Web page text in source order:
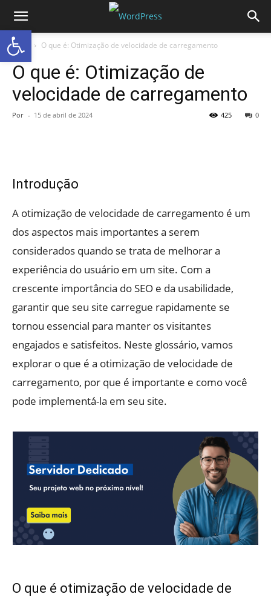
Início O que é: Otimização de velocidade de carregamento
O que é: Otimização de
velocidade de carregamento
Por - 15 de abril de 2024 0
425
Introdução
A otimização de velocidade de carregamento é um
dos aspectos mais importantes a serem
considerados quando se trata de melhorar a
experiência do usuário em um site. Com a
crescente importância do SEO e da usabilidade,
garantir que seu site carregue rapidamente se
tornou essencial para manter os visitantes
engajados e satisfeitos. Neste glossário, vamos
explorar o que é a otimização de velocidade de
carregamento, por que é importante e como você
pode implementá-la em seu site.
O que é otimização de velocidade de
Abrir a barra de ferramentas